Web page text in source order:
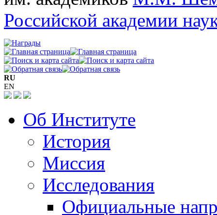
Российской академии
RU
EN
Об Институте
История
Миссия
Исследования
Официальные